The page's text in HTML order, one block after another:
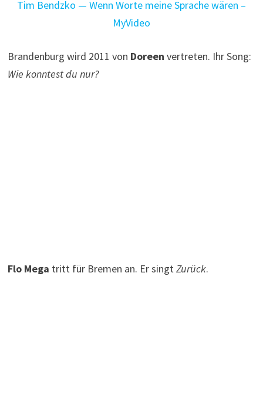
Tim Bendzko — Wenn Worte meine Sprache wären –
MyVideo
Brandenburg wird 2011 von Doreen vertreten. Ihr Song:
Wie konntest du nur?
Flo Mega tritt für Bremen an. Er singtZurück.